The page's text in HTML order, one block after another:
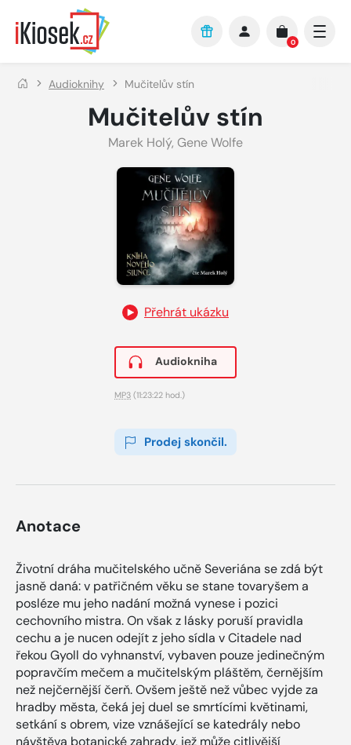
Přejít na hlavní obsah
0
Audioknihy Mučitelův stín
Mučitelův stín
Marek Holý, Gene Wolfe
Přehrát ukázku
Audiokniha
MP3 (11:23:22 hod.)
Prodej skončil.
Anotace
Životní dráha mučitelského učně Severiána se zdá být
jasně daná: v patřičném věku se stane tovaryšem a
posléze mu jeho nadání možná vynese i pozici
cechovního mistra. On však z lásky poruší pravidla
cechu a je nucen odejít z jeho sídla v Citadele nad
řekou Gyoll do vyhnanství, vybaven pouze jedinečným
popravčím mečem a mučitelským pláštěm, černějším
než nejčernější čerň. Ovšem ještě než vůbec vyjde za
hradby města, čeká jej duel se smrtícími květinami,
setkání s obrem, vize vznášející se katedrály nebo
návštěva botanické zahrady, jež může citlivější